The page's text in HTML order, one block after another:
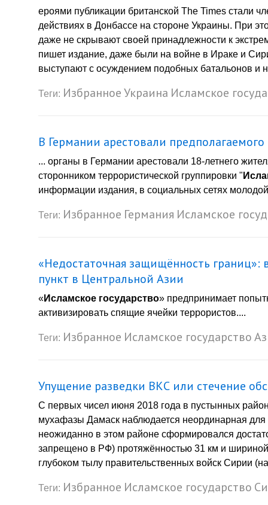
ероями публикации британской The Times стали
действиях в Донбассе на стороне Украины. При
даже не скрывают своей принадлежности к
пишет издание, даже были на войне в Ираке и
выступают с осуждением подобных батальонов и
Теги: ИзбранноеУкраина Исламское
В Германии арестовали
... органы в Германии арестовали 18-летнего
сторонником террористической группировки "
информации издания, в социальных сетях
Теги: Избранное Германия Исламское
«Недостаточная защищённость
пункт в Центральной Азии
«Исламское государство» предпринимает
активизировать спящие ячейки террористов....
Теги: Избранное Исламское государство
Упущение разведки ВКС или стечение
С первых чисел июня 2018 года в пустынных
мухафазы Дамаск наблюдается неординарная
неожиданно в этом районе сформировался
запрещено в РФ) протяжённостью 31 км и
глубоком тылу правительственных войск Сирии
Теги: Избранное Исламское государство